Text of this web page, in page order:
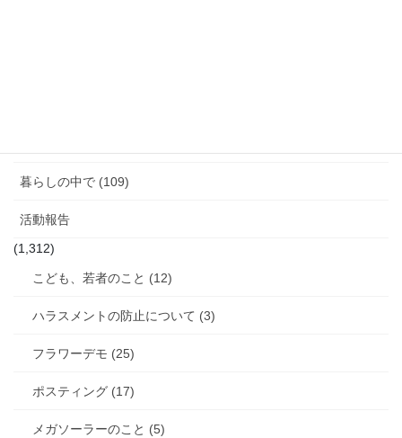
暮らしの中で (109)
活動報告
(1,312)
こども、若者のこと (12)
ハラスメントの防止について (3)
フラワーデモ (25)
ポスティング (17)
メガソーラーのこと (5)